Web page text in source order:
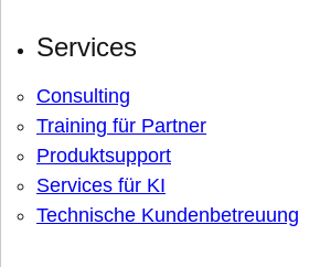
Services
Consulting
Training für Partner
Produktsupport
Services für KI
Technische Kundenbetreuung